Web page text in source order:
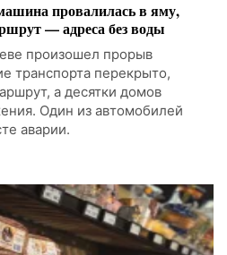
провалилась в яму,
— адреса без воды
произошел прорыв
транспорта перекрыто,
а десятки домов
Один из автомобилей
аварии.